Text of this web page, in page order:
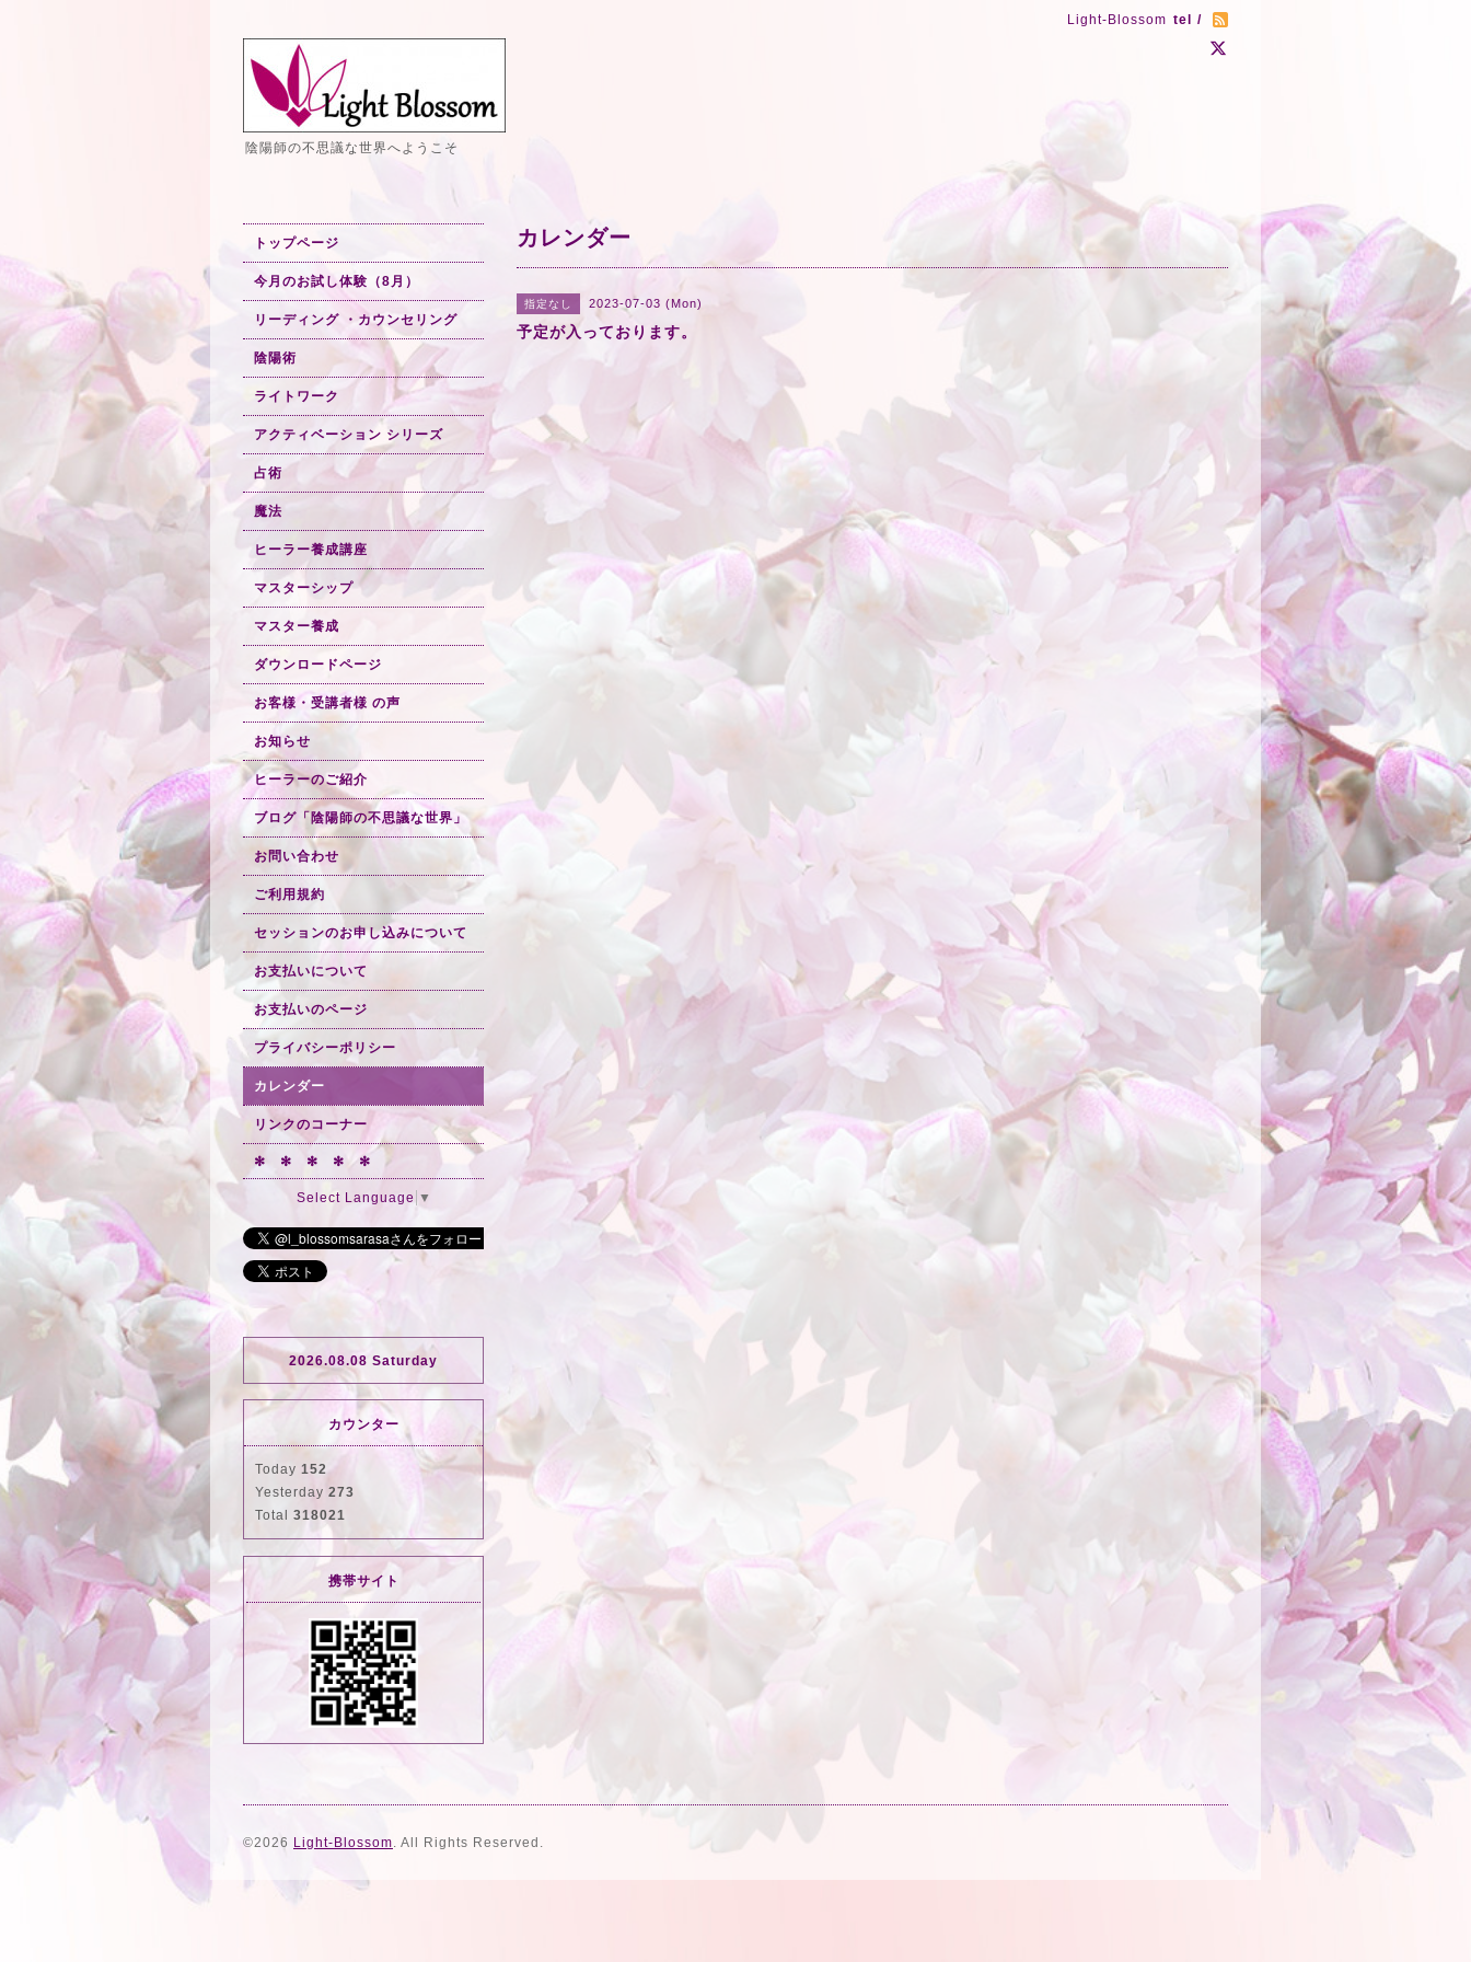
Light-Blossom tel /
陰陽師の不思議な世界へようこそ
カレンダー
指定なし 2023-07-03 (Mon)
予定が入っております。
トップページ
今月のお試し体験（8月）
リーディング ・カウンセリング
陰陽術
ライトワーク
アクティベーション シリーズ
占術
魔法
ヒーラー養成講座
マスターシップ
マスター養成
ダウンロードページ
お客様・受講者様 の声
お知らせ
ヒーラーのご紹介
ブログ「陰陽師の不思議な世界」
お問い合わせ
ご利用規約
セッションのお申し込みについて
お支払いについて
お支払いのページ
プライバシーポリシー
カレンダー
リンクのコーナー
✻ ✻ ✻ ✻ ✻
Select Language ▼
2026.08.08 Saturday
カウンター
Today 152
Yesterday 273
Total 318021
携帯サイト
©2026 Light-Blossom. All Rights Reserved.